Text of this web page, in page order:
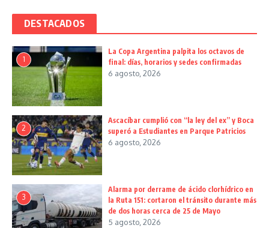
DESTACADOS
1
La Copa Argentina palpita los octavos de
final: días, horarios y sedes confirmadas
6 agosto, 2026
2
Ascacíbar cumplió con “la ley del ex” y Boca
superó a Estudiantes en Parque Patricios
6 agosto, 2026
3
Alarma por derrame de ácido clorhídrico en
la Ruta 151: cortaron el tránsito durante más
de dos horas cerca de 25 de Mayo
5 agosto, 2026